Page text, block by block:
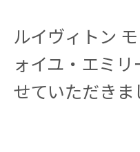
ルイヴィトン
ォイユ・エミ
せていただきま